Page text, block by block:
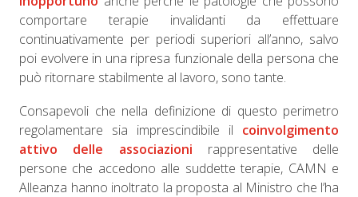
comportare terapie invalidanti da effettuare
continuativamente per periodi superiori all’anno, salvo
poi evolvere in una ripresa funzionale della persona che
può ritornare stabilmente al lavoro, sono tante.
Consapevoli che nella definizione di questo perimetro
regolamentare sia imprescindibile il coinvolgimento
attivo delle associazioni rappresentative delle
persone che accedono alle suddette terapie, CAMN e
Alleanza hanno inoltrato la proposta al Ministro che l’ha